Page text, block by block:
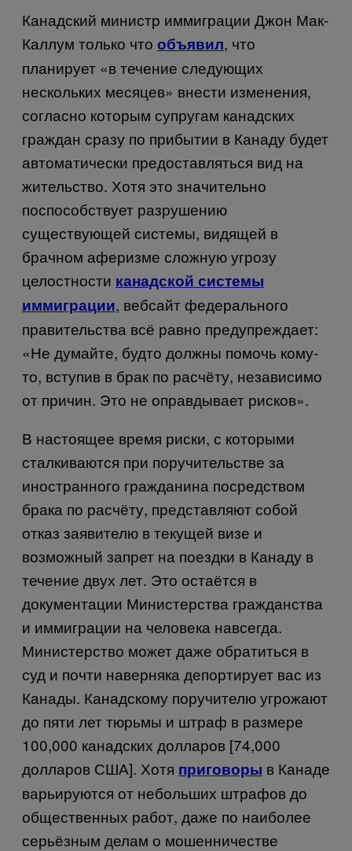
Канадский министр иммиграции Джон Мак-
Каллум только что объявил, что
планирует «в течение следующих
нескольких месяцев» внести изменения,
согласно которым супругам канадских
граждан сразу по прибытии в Канаду будет
автоматически предоставляться вид на
жительство. Хотя это значительно
поспособствует разрушению
существующей системы, видящей в
брачном аферизме сложную угрозу
целостности канадской системы
иммиграции, вебсайт федерального
правительства всё равно предупреждает:
«Не думайте, будто должны помочь кому-
то, вступив в брак по расчёту, независимо
от причин. Это не оправдывает рисков».
В настоящее время риски, с которыми
сталкиваются при поручительстве за
иностранного гражданина посредством
брака по расчёту, представляют собой
отказ заявителю в текущей визе и
возможный запрет на поездки в Канаду в
течение двух лет. Это остаётся в
документации Министерства гражданства
и иммиграции на человека навсегда.
Министерство может даже обратиться в
суд и почти наверняка депортирует вас из
Канады. Канадскому поручителю угрожают
до пяти лет тюрьмы и штраф в размере
100,000 канадских долларов [74,000
долларов США]. Хотя приговоры в Канаде
варьируются от небольших штрафов до
общественных работ, даже по наиболее
серьёзным делам о мошенничестве